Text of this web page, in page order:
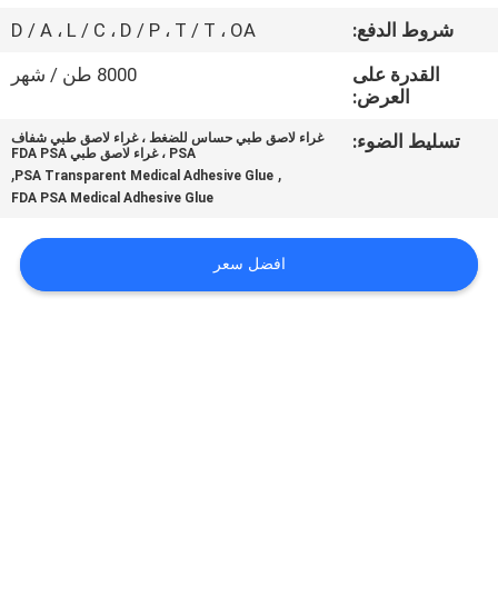
أخبار
القضايا
أسعار
شروط الدفع:
D / A ، L / C ، D / P ، T / T ، OA
القدرة على
العرض:
8000 طن / شهر
تسليط الضوء:
غراء لاصق طبي حساس للضغط ، غراء لاصق طبي شفاف
PSA ، غراء لاصق طبي FDA PSA
,
PSA Transparent Medical Adhesive Glue
,
FDA PSA Medical Adhesive Glue
افضل سعر